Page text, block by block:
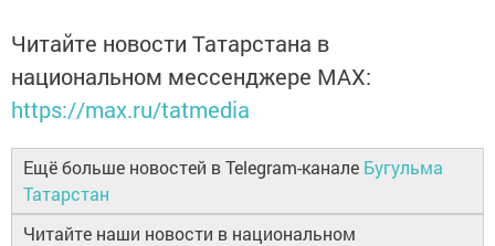
Читайте новости Татарстана в
национальном мессенджере MАХ:
https://max.ru/tatmedia
Ещё больше новостей в Telegram-канале Бугульма
Татарстан
Читайте наши новости в национальном